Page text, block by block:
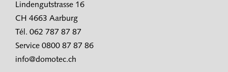
Lindengutstrasse 16
CH 4663 Aarburg
Tél. 062 787 87 87
Service 0800 87 87 86
info@domotec.ch